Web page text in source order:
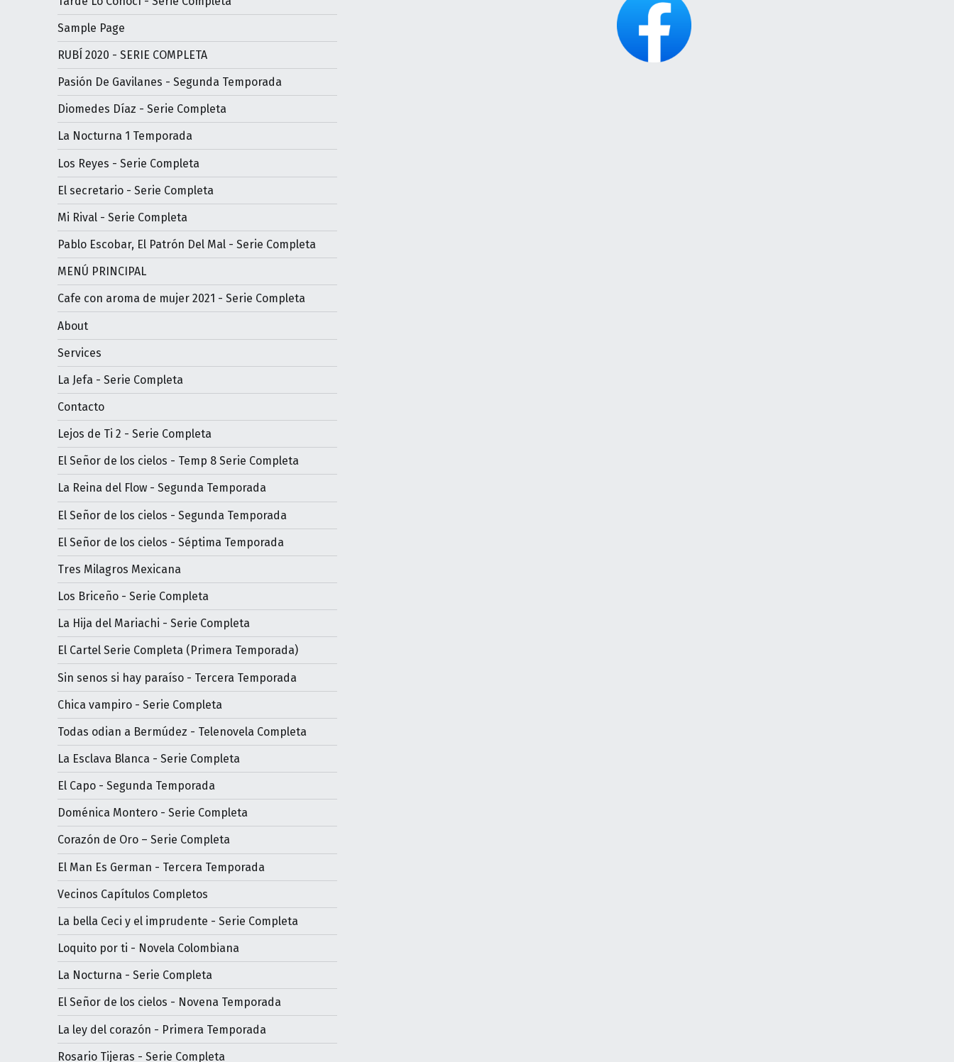
Sample Page
RUBÍ 2020 - SERIE COMPLETA
Pasión De Gavilanes - Segunda Temporada
Diomedes Díaz - Serie Completa
La Nocturna 1 Temporada
Los Reyes - Serie Completa
El secretario - Serie Completa
Mi Rival - Serie Completa
Pablo Escobar, El Patrón Del Mal - Serie Completa
MENÚ PRINCIPAL
Cafe con aroma de mujer 2021 - Serie Completa
About
Services
La Jefa - Serie Completa
Contacto
Lejos de Ti 2 - Serie Completa
El Señor de los cielos - Temp 8 Serie Completa
La Reina del Flow - Segunda Temporada
El Señor de los cielos - Segunda Temporada
El Señor de los cielos - Séptima Temporada
Tres Milagros Mexicana
Los Briceño - Serie Completa
La Hija del Mariachi - Serie Completa
El Cartel Serie Completa (Primera Temporada)
Sin senos si hay paraíso - Tercera Temporada
Chica vampiro - Serie Completa
Todas odian a Bermúdez - Telenovela Completa
La Esclava Blanca - Serie Completa
El Capo - Segunda Temporada
Doménica Montero - Serie Completa
Corazón de Oro – Serie Completa
El Man Es German - Tercera Temporada
Vecinos Capítulos Completos
La bella Ceci y el imprudente - Serie Completa
Loquito por ti - Novela Colombiana
La Nocturna - Serie Completa
El Señor de los cielos - Novena Temporada
La ley del corazón - Primera Temporada
Rosario Tijeras - Serie Completa